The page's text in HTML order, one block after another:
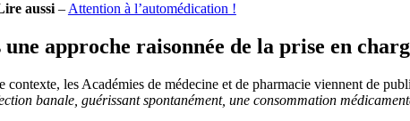
aussi– Attention à l’automédication !
une approche raisonnée de la prise en
contexte, les Académies de médecine et de pharmacie viennent de
banale, guérissant spontanément, une consommation